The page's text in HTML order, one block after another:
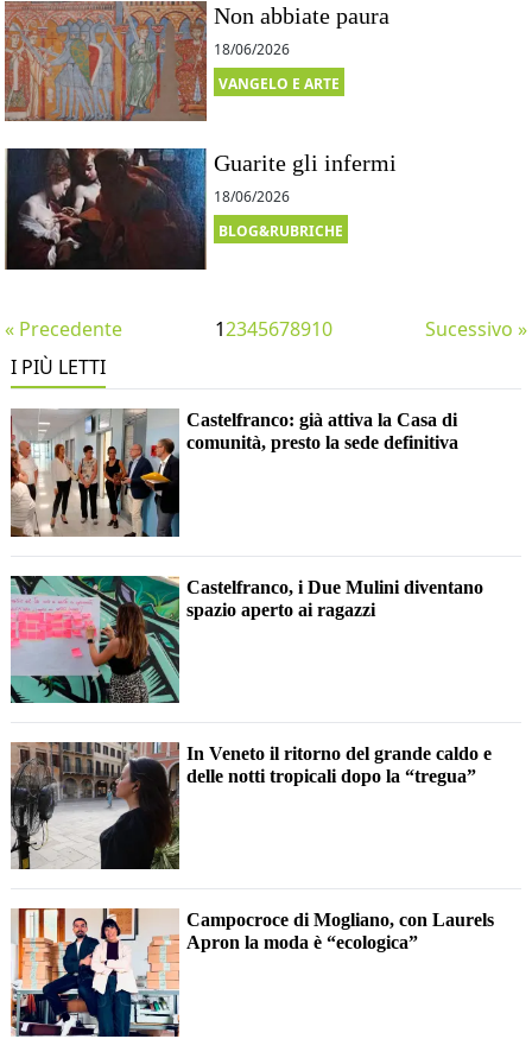
Non abbiate paura
18/06/2026
VANGELO E ARTE
Guarite gli infermi
18/06/2026
BLOG&RUBRICHE
« Precedente 12345678910
Sucessivo »
I PIÙ LETTI
Castelfranco: già attiva la Casa di
comunità, presto la sede definitiva
Castelfranco, i Due Mulini diventano
spazio aperto ai ragazzi
In Veneto il ritorno del grande caldo e
delle notti tropicali dopo la “tregua”
Campocroce di Mogliano, con Laurels
Apron la moda è “ecologica”